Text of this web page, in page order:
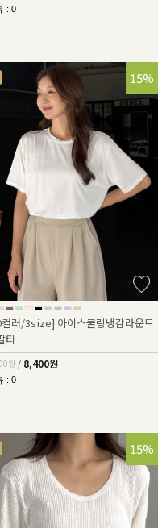
: 0
15%
러/3size] 아이스쿨링냉감라운드
티
원 / 8,400원
: 0
15%